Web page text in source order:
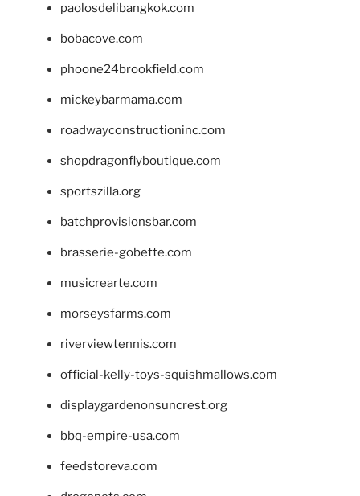
paolosdelibangkok.com
bobacove.com
phoone24brookfield.com
mickeybarmama.com
roadwayconstructioninc.com
shopdragonflyboutique.com
sportszilla.org
batchprovisionsbar.com
brasserie-gobette.com
musicrearte.com
morseysfarms.com
riverviewtennis.com
official-kelly-toys-squishmallows.com
displaygardenonsuncrest.org
bbq-empire-usa.com
feedstoreva.com